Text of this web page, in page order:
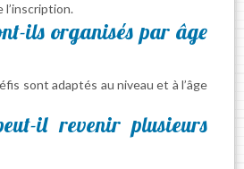
l’inscription.
ils organisés par âge
sont adaptés au niveau et à l’âge
il revenir plusieurs